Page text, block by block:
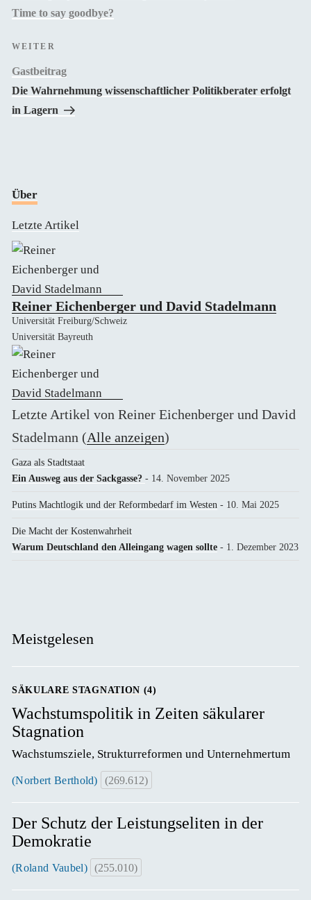
Time to say goodbye?
Nächster
Beitrag
WEITER
Gastbeitrag
Die Wahrnehmung wissenschaftlicher Politikberater erfolgt
in Lagern
Über
Letzte Artikel
Reiner Eichenberger und David Stadelmann
Universität Freiburg/Schweiz
Universität Bayreuth
Letzte Artikel von Reiner Eichenberger und David
Stadelmann (Alle anzeigen)
Gaza als Stadtstaat
Ein Ausweg aus der Sackgasse? - 14. November 2025
Putins Machtlogik und der Reformbedarf im Westen - 10. Mai 2025
Die Macht der Kostenwahrheit
Warum Deutschland den Alleingang wagen sollte - 1. Dezember 2023
Meistgelesen
SÄKULARE STAGNATION (4)
Wachstumspolitik in Zeiten säkularer
Stagnation
Wachstumsziele, Strukturreformen und Unternehmertum
(Norbert Berthold) (269.612)
Der Schutz der Leistungseliten in der
Demokratie
(Roland Vaubel) (255.010)